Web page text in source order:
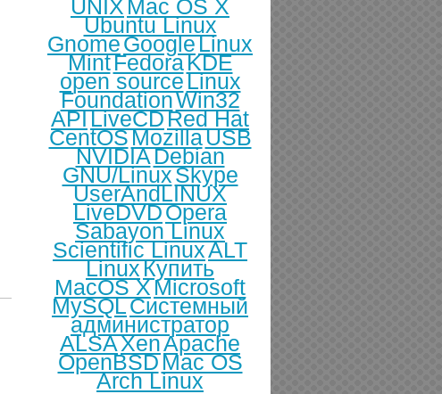
UNIXMac OS X
Ubuntu Linux
GnomeGoogleLinux
MintFedoraKDE
open sourceLinux
FoundationWin32
APILiveCDRed Hat
CentOSMozillaUSB
NVIDIADebian
GNU/LinuxSkype
UserAndLINUX
LiveDVDOpera
Sabayon Linux
Scientific LinuxALT
LinuxКупить
MacOS XMicrosoft
MySQLСистемный
администратор
ALSAXenApache
OpenBSD Mac OS
Arch Linux